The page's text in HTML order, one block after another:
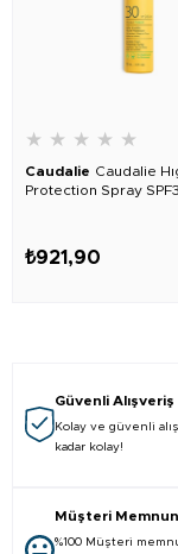
★ ★ ★ ★ ★
Caudalie Caudalie
Protection Spray
₺921,90
Güvenli Alışveriş
Kolay ve güvenli
kadar kolay!
Müşteri
%100 Müşteri